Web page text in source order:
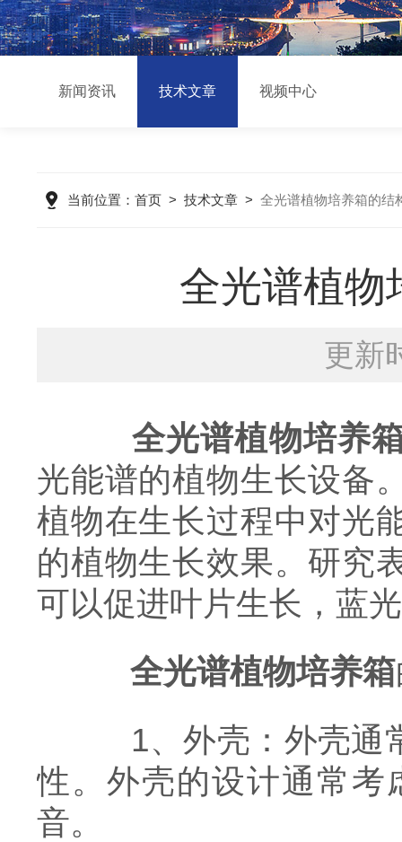
新闻资讯 技术文章 视频中心
当前位置： 首页> 技术文章> 全光谱植物培养箱的结
全光谱植物
更新
全光谱植物培养
光能谱的植物生长设备
植物在生长过程中对光
的植物生长效果。研究
可以促进叶片生长，蓝
全光谱植物培养箱
1、外壳：外壳通常
性。外壳的设计通常考
音。